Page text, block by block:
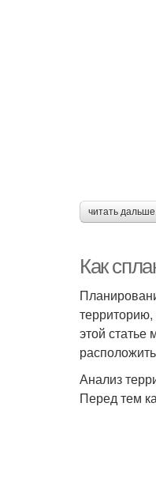
читать
Как
территорию,
этой статье
Анализ
Перед тем